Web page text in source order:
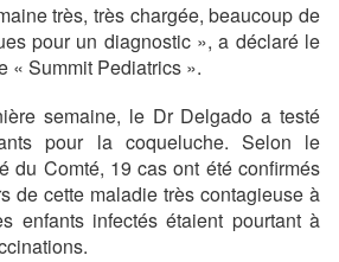
très, très chargée, beaucoup de
pour un diagnostic », a déclaré le
« Summit Pediatrics ».
semaine, le Dr Delgado a testé
pour la coqueluche. Selon le
du Comté, 19 cas ont été confirmés
de cette maladie très contagieuse à
enfants infectés étaient pourtant à